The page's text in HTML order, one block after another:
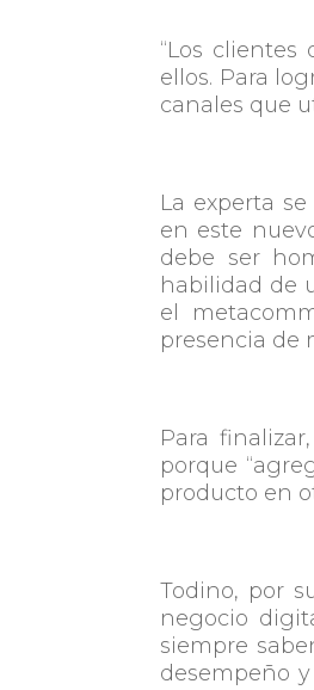
“Los
ellos. Para
canales que
La experta
en este
debe ser
habilidad de
el
presencia de
Para
porque
producto en
Todino, por
negocio
siempre
desempeño